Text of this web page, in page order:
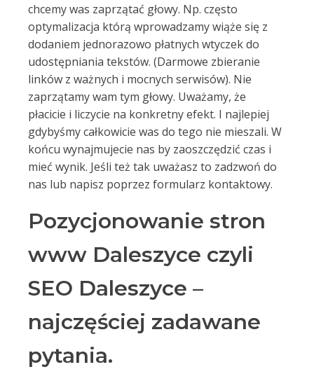
chcemy was zaprzątać głowy. Np. często
optymalizacja którą wprowadzamy wiąże się z
dodaniem jednorazowo płatnych wtyczek do
udostępniania tekstów. (Darmowe zbieranie
linków z ważnych i mocnych serwisów). Nie
zaprzątamy wam tym głowy. Uważamy, że
płacicie i liczycie na konkretny efekt. I najlepiej
gdybyśmy całkowicie was do tego nie mieszali. W
końcu wynajmujecie nas by zaoszczędzić czas i
mieć wynik. Jeśli też tak uważasz to zadzwoń do
nas lub napisz poprzez formularz kontaktowy.
Pozycjonowanie stron
www Daleszyce czyli
SEO Daleszyce –
najczęściej zadawane
pytania.